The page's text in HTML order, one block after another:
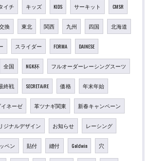
イチ キッズ KIDS サーキット CMSR
換 東北 関西 九州 四国 北海道
スライダー FORMA DAINESE
全国 NGK杯 フルオーダーレーシングスーツ
終戦 SECRETAiRE 価格 年末年始
イネーゼ 革ツナギ関東 新春キャンペーン
ジナルデザイン お知らせ レーシング
ペン 貼付 縫付 Goldwin 穴